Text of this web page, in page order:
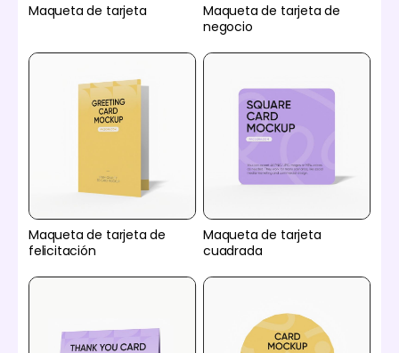
Maqueta de tarjeta
Maqueta de tarjeta de
negocio
Maqueta de tarjeta de
felicitación
Maqueta de tarjeta
cuadrada